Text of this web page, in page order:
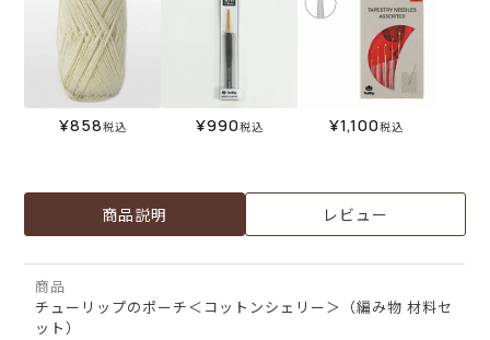
¥858税込 ¥990税込 ¥1,100税込
商品説明 レビュー
商品
チューリップのポーチ＜コットンシェリー＞（編み物 材料セ
ット）